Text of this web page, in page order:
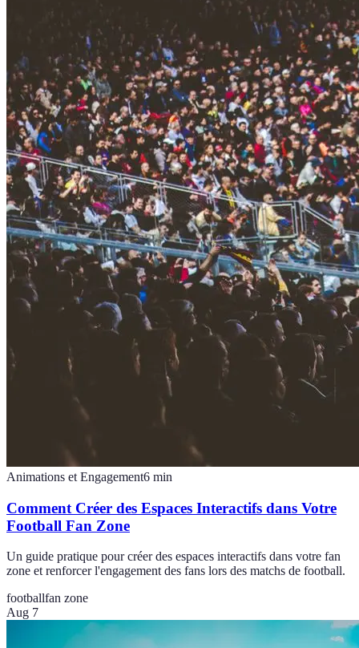
Animations et Engagement6 min
Comment Créer des Espaces Interactifs dans Votre
Football Fan Zone
Un guide pratique pour créer des espaces interactifs dans votre fan
zone et renforcer l'engagement des fans lors des matchs de football.
footballfan zone
Aug 7